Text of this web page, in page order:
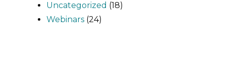
Uncategorized (18)
Webinars (24)